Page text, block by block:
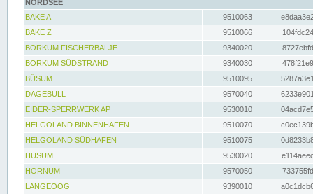
NORDSEE
BAKE A
9510063
BAKE Z
9510066
BORKUM FISCHERBALJE
9340020
BORKUM SÜDSTRAND
9340030
BÜSUM
9510095
DAGEBÜLL
9570040
EIDER-SPERRWERK AP
9530010
HELGOLAND BINNENHAFEN
9510070
HELGOLAND SÜDHAFEN
9510075
HUSUM
9530020
HÖRNUM
9570050
LANGEOOG
9390010